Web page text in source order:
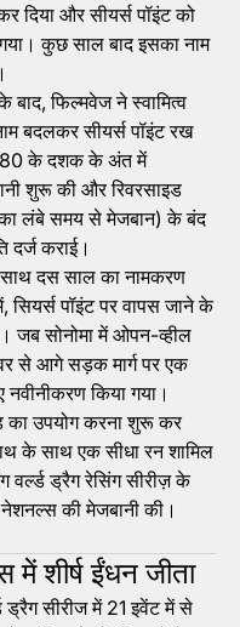
दिया और सीयर्स पॉइंट को
कुछ साल बाद इसका नाम
बाद, फिल्मवेज ने स्वामित्व
बदलकर सीयर्स पॉइंट रख
के दशक के अंत में
शुरू की और रिवरसाइड
लंबे समय से मेजबान) के बंद
कराई।
दस साल का नामकरण
पॉइंट पर वापस जाने के
जब सोनोमा में ओपन-व्हील
से आगे सड़क मार्ग पर एक
किया गया।
का उपयोग करना शुरू कर
के साथ एक सीधा रन शामिल
वर्ल्ड ड्रैग रेसिंग सीरीज़ के
की मेजबानी की।
शीर्ष ईंधन जीता
ड्रैग सीरीज में 21 इवेंट में से